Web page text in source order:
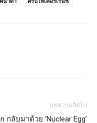
บทความถัดไป
กลับมาด้วย ‘Nuclear Egg’